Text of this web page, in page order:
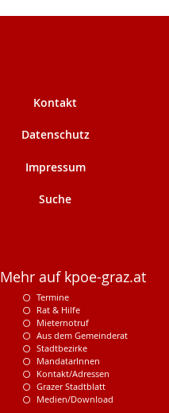
Kontakt
Datenschutz
Impressum
Suche
Mehr auf kpoe-graz.at
Termine
Rat & Hilfe
Mieternotruf
Aus dem Gemeinderat
Stadtbezirke
MandatarInnen
Kontakt/Adressen
Grazer Stadtblatt
Medien/Download